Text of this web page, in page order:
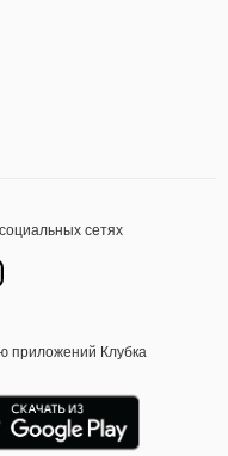
сетях
приложений Клубка